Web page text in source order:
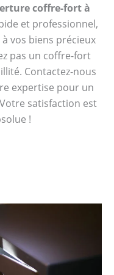
coffre-fort à
et professionnel,
vos biens précieux
pas un coffre-fort
Contactez-nous
expertise pour un
satisfaction est
!